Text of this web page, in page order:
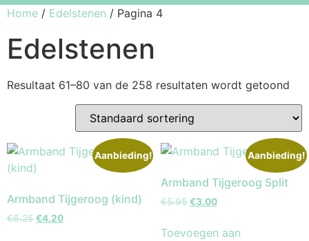
Home / Edelstenen / Pagina 4
Edelstenen
Resultaat 61–80 van de 258 resultaten wordt getoond
Aanbieding!
Armband Tijgeroog (kind)
€6.25 €4.20
Aanbieding!
Armband Tijgeroog Split
€5.95 €3.00
Toevoegen aan